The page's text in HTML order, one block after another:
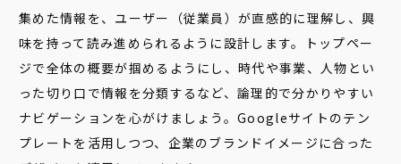
集めた情報を、ユーザー（従業員）が直感的に理解し、興
味を持って読み進められるように設計します。トップペー
ジで全体の概要が掴めるようにし、時代や事業、人物とい
った切り口で情報を分類するなど、論理的で分かりやすい
ナビゲーションを心がけましょう。Googleサイトのテン
プレートを活用しつつ、企業のブランドイメージに合った